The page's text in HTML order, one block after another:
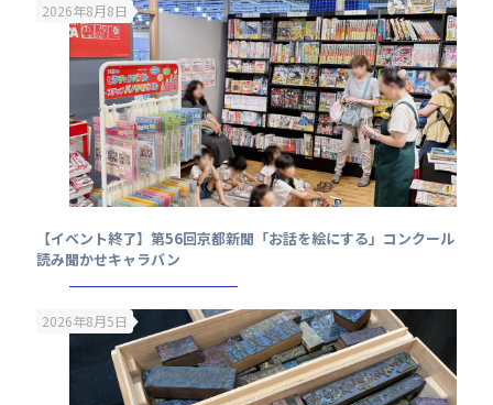
2026年8月8日
【イベント終了】第56回京都新聞「お話を絵にする」コンクール
読み聞かせキャラバン
2026年8月5日